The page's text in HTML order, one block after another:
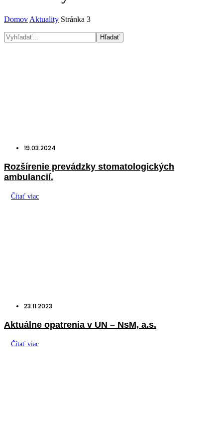
Domov Aktuality Stránka 3
Hľadať
19.03.2024
Rozšírenie prevádzky stomatologických
ambulancií.
Čítať viac
23.11.2023
Aktuálne opatrenia v UN – NsM, a.s.
Čítať viac